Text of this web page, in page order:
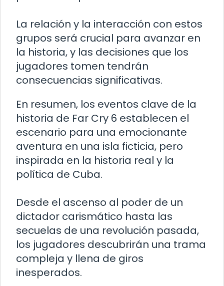
La relación y la interacción con estos
grupos será crucial para avanzar en
la historia, y las decisiones que los
jugadores tomen tendrán
consecuencias significativas.
En resumen, los eventos clave de la
historia de Far Cry 6 establecen el
escenario para una emocionante
aventura en una isla ficticia, pero
inspirada en la historia real y la
política de Cuba.
Desde el ascenso al poder de un
dictador carismático hasta las
secuelas de una revolución pasada,
los jugadores descubrirán una trama
compleja y llena de giros
inesperados.